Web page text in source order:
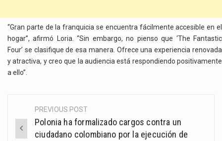
“Gran parte de la franquicia se encuentra fácilmente accesible en el
hogar”, afirmó Loria. “Sin embargo, no pienso que ‘The Fantastic
Four’ se clasifique de esa manera. Ofrece una experiencia renovada
y atractiva, y creo que la audiencia está respondiendo positivamente
a ello”.
Post
navigation
PREVIOUS POST
Polonia ha formalizado cargos contra un
ciudadano colombiano por la ejecución de